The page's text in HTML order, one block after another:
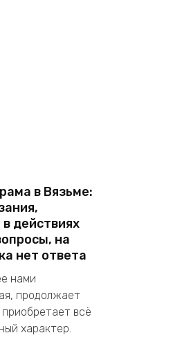
в Вязьме:
действиях
на
нет ответа
нами
продолжает
приобретает всё
характер.